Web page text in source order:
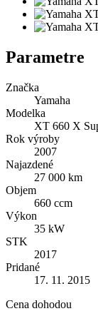
Parametre
Značka
Yamaha
Modelka
XT 660 X
Rok výroby
2007
Najazdené
27 000 km
Objem
660 ccm
Výkon
35 kW
STK
2017
Pridané
17. 11. 2015
Cena dohodou